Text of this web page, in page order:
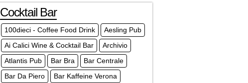
Cocktail Bar
100dieci - Coffee Food Drink
Aesling Pub
Ai Calici Wine & Cocktail Bar
Archivio
Atlantis Pub
Bar Bra
Bar Centrale
Bar Da Piero
Bar Kaffeine Verona